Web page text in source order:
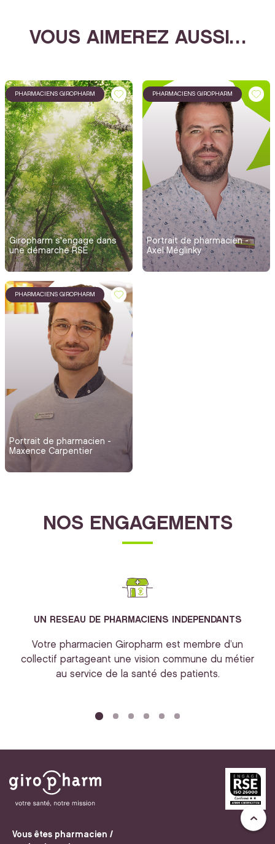
VOUS AIMEREZ AUSSI…
PHARMACIENS GIROPHARM
Giropharm s'engage dans
une démarche RSE
PHARMACIENS GIROPHARM
Portrait de pharmacien -
Axel Méglinky
PHARMACIENS GIROPHARM
Portrait de pharmacien -
Maxence Carpentier
NOS ENGAGEMENTS
UN RESEAU DE PHARMACIENS INDEPENDANTS
Votre pharmacien Giropharm est membre d’un
collectif partageant une vision commune du métier
au service de la santé des patients.
Vous êtes pharmacien /